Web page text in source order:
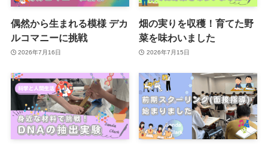
偶然から生まれる模様 デカ
ルコマニーに挑戦
2026年7月16日
畑の実りを収穫！育てた野
菜を味わいました
2026年7月15日